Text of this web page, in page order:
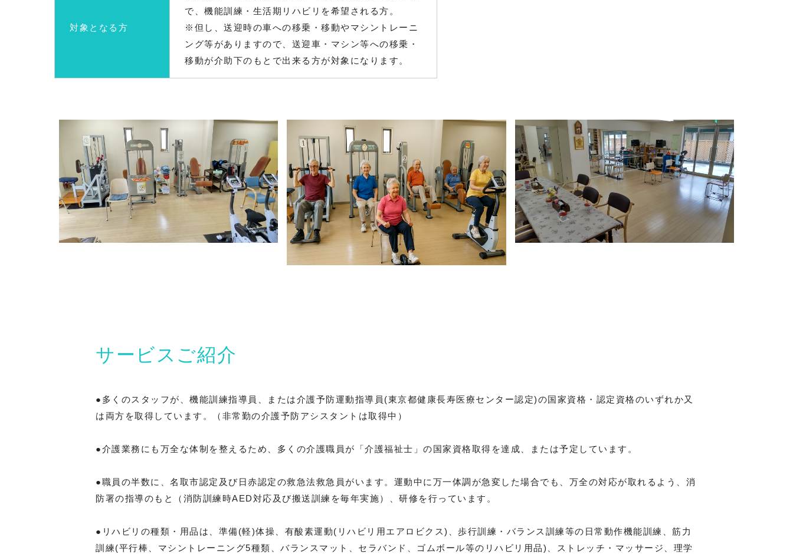
対象となる方
で、機能訓練・生活期リハビリを希望される方。
※但し、送迎時の車への移乗・移動やマシントレーニ
ング等がありますので、送迎車・マシン等への移乗・
移動が介助下のもとで出来る方が対象になります。
サービスご紹介
●多くのスタッフが、機能訓練指導員、または介護予防運動指導員(東京都健康長寿医療センター認定)の国家資格・認定資格のいずれか又
は両方を取得しています。（非常勤の介護予防アシスタントは取得中）
●介護業務にも万全な体制を整えるため、多くの介護職員が「介護福祉士」の国家資格取得を達成、または予定しています。
●職員の半数に、名取市認定及び日赤認定の救急法救急員がいます。運動中に万一体調が急変した場合でも、万全の対応が取れるよう、消
防署の指導のもと（消防訓練時AED対応及び搬送訓練を毎年実施）、研修を行っています。
●リハビリの種類・用品は、準備(軽)体操、有酸素運動(リハビリ用エアロビクス)、歩行訓練・バランス訓練等の日常動作機能訓練、筋力
訓練(平行棒、マシントレーニング5種類、バランスマット、セラバンド、ゴムボール等のリハビリ用品)、ストレッチ・マッサージ、理学